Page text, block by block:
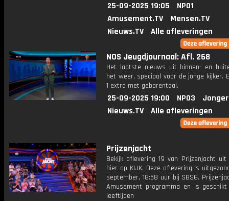
25-09-2025 19:05
NPO1
Amusement.TV
Mensen.TV
Nieuws.TV
Alle afleveringen
NOS Jeugdjournaal: Afl. 268
Het laatste nieuws uit binnen- en
het weer, speciaal voor de jonge kijker.
1 extra met gebarentaal.
25-09-2025 19:00 NPO3
Nieuws.TV
Alle afleveringen
Prijzenjacht
Bekijk aflevering 19 van Prijzenjacht uit
hier op KIJK. Deze aflevering is
september, 18:58 uur bij SBS6.
Amusement programma en is
leeftijden